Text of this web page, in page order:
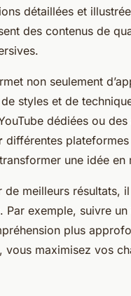
détaillées et
des contenus de
non seulement
styles et de
dédiées ou
différentes
une idée en
meilleurs résultats,
exemple, suivre
plus
, vous maximisez vos